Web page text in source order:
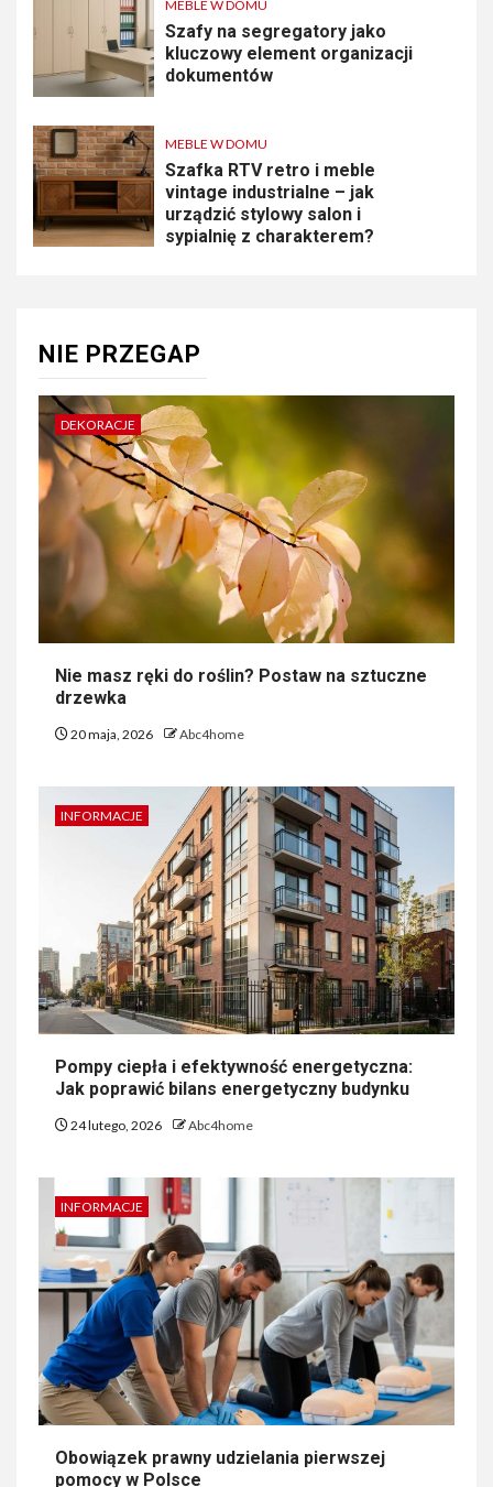
MEBLE W DOMU
Szafy na segregatory jako
kluczowy element organizacji
dokumentów
MEBLE W DOMU
Szafka RTV retro i meble
vintage industrialne – jak
urządzić stylowy salon i
sypialnię z charakterem?
NIE PRZEGAP
DEKORACJE
Nie masz ręki do roślin? Postaw na sztuczne
drzewka
20 maja, 2026 Abc4home
INFORMACJE
Pompy ciepła i efektywność energetyczna:
Jak poprawić bilans energetyczny budynku
24 lutego, 2026 Abc4home
INFORMACJE
Obowiązek prawny udzielania pierwszej
pomocy w Polsce